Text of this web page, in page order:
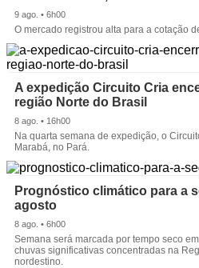
9 ago. • 6h00
O mercado registrou alta para a cotação
A expedição Circuito Cria
região Norte do Brasil
8 ago. • 16h00
Na quarta semana de expedição, o
Marabá, no Pará.
Prognóstico climático para a
agosto
8 ago. • 6h00
Semana será marcada por tempo seco
chuvas significativas concentradas na
nordestino.